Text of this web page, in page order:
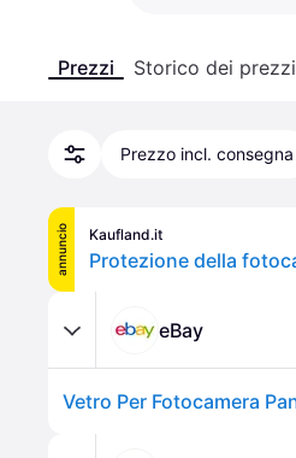
Prezzi Storico dei prezzi
Prezzo incl. consegna
annuncio Kaufland.it
eBay